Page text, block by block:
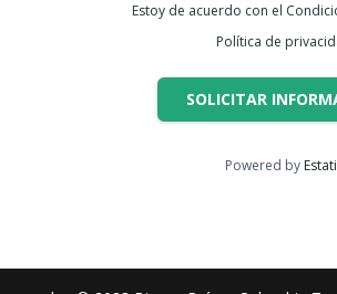
Estoy de acuerdo con el
Política de
SOLICITAR
Powered by